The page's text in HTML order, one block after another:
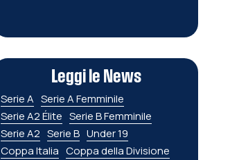
Leggi le News
Serie A Serie A Femminile
Serie A2 Élite Serie B Femminile
Serie A2 Serie B Under 19
Coppa Italia Coppa della Divisione